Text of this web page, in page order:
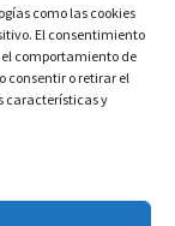
como las cookies
El consentimiento
comportamiento de
consentir o retirar el
características y